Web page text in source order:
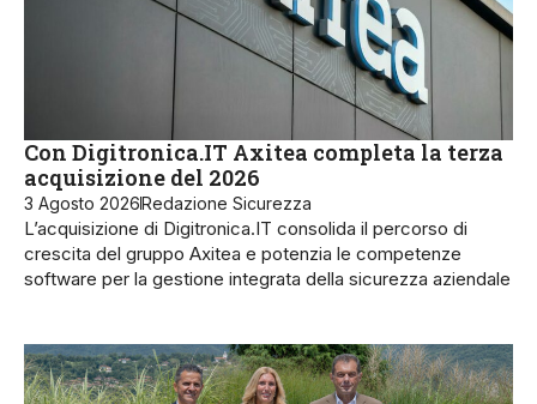
Con Digitronica.IT Axitea completa la terza
acquisizione del 2026
3 Agosto 2026Redazione Sicurezza
L’acquisizione di Digitronica.IT consolida il percorso di
crescita del gruppo Axitea e potenzia le competenze
software per la gestione integrata della sicurezza aziendale